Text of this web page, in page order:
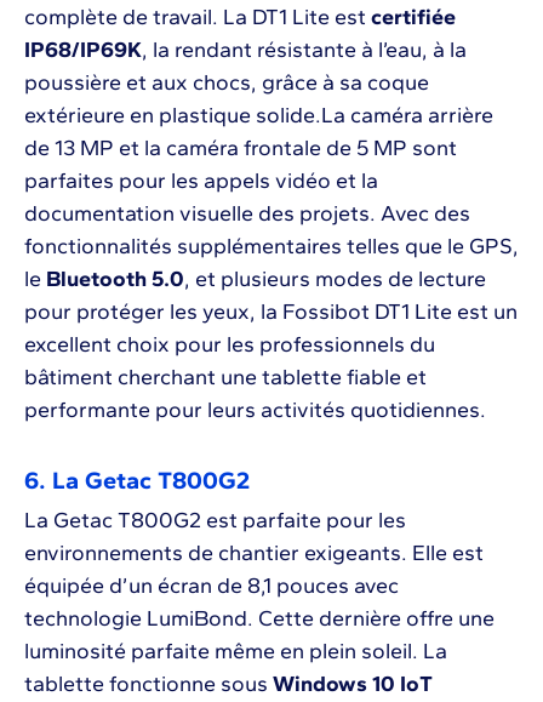
complète de travail. La DT1 Lite est certifiée
IP68/IP69K, la rendant résistante à l’eau, à la
poussière et aux chocs, grâce à sa coque
extérieure en plastique solide.La caméra arrière
de 13 MP et la caméra frontale de 5 MP sont
parfaites pour les appels vidéo et la
documentation visuelle des projets. Avec des
fonctionnalités supplémentaires telles que le GPS,
le Bluetooth 5.0, et plusieurs modes de lecture
pour protéger les yeux, la Fossibot DT1 Lite est un
excellent choix pour les professionnels du
bâtiment cherchant une tablette fiable et
performante pour leurs activités quotidiennes.
6. La Getac T800G2
La Getac T800G2 est parfaite pour les
environnements de chantier exigeants. Elle est
équipée d’un écran de 8,1 pouces avec
technologie LumiBond. Cette dernière offre une
luminosité parfaite même en plein soleil. La
tablette fonctionne sous Windows 10 IoT